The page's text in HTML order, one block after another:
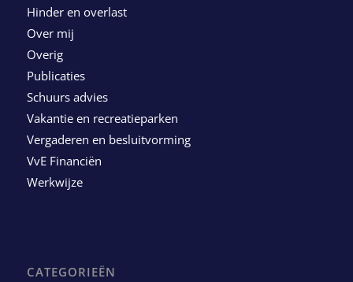
Hinder en overlast
Over mij
Overig
Publicaties
Schuurs advies
Vakantie en recreatieparken
Vergaderen en besluitvorming
VvE Financiën
Werkwijze
CATEGORIEËN